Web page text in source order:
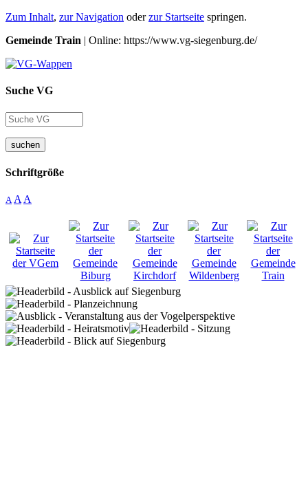
Zum Inhalt, zur Navigation oderzur Startseite springen.
Gemeinde Train | Online: https://www.vg-siegenburg.de/
Suche VG
suchen
Schriftgröße
A A A